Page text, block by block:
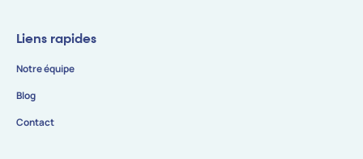
Liens rapides
Notre équipe
Blog
Contact